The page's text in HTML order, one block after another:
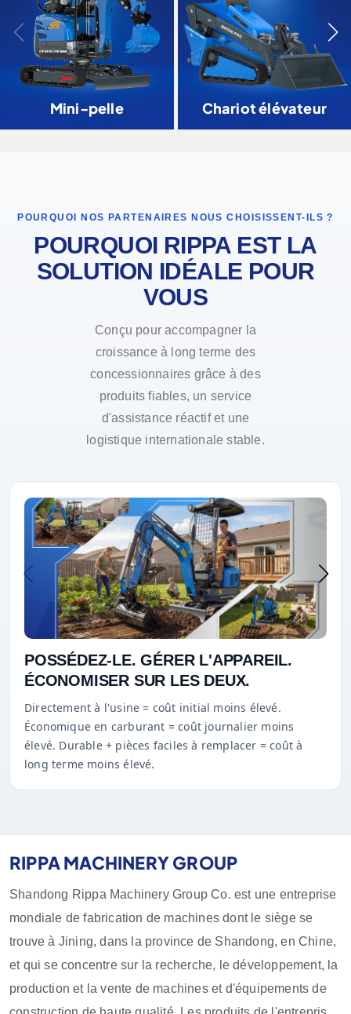
Mini-pelle Chariot élévateur
POURQUOI NOS PARTENAIRES NOUS CHOISISSENT-ILS ?
POURQUOI RIPPA EST LA
SOLUTION IDÉALE POUR
VOUS
Conçu pour accompagner la
croissance à long terme des
concessionnaires grâce à des
produits fiables, un service
d'assistance réactif et une
logistique internationale stable.
POSSÉDEZ-LE. GÉRER L'APPAREIL.
ÉCONOMISER SUR LES DEUX.
Directement à l'usine = coût initial moins élevé.
Économique en carburant = coût journalier moins
élevé. Durable + pièces faciles à remplacer = coût à
long terme moins élevé.
RIPPA MACHINERY GROUP
Shandong Rippa Machinery Group Co. est une entreprise
mondiale de fabrication de machines dont le siège se
trouve à Jining, dans la province de Shandong, en Chine,
et qui se concentre sur la recherche, le développement, la
production et la vente de machines et d'équipements de